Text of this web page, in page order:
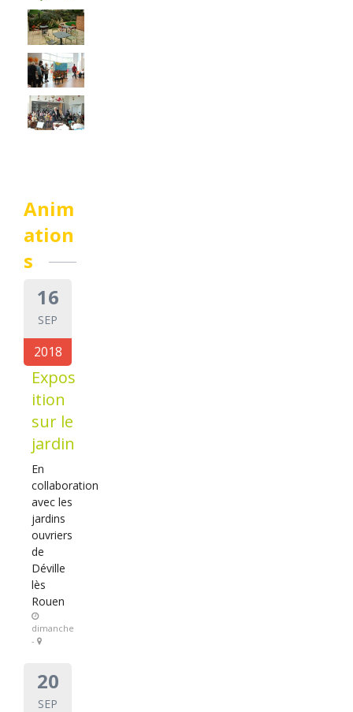
Anim
ation
s
16
SEP
2018
Expos
ition
sur le
jardin
En
collaboration
avec les
jardins
ouvriers
de
Déville
lès
Rouen
dimanche
-
20
SEP